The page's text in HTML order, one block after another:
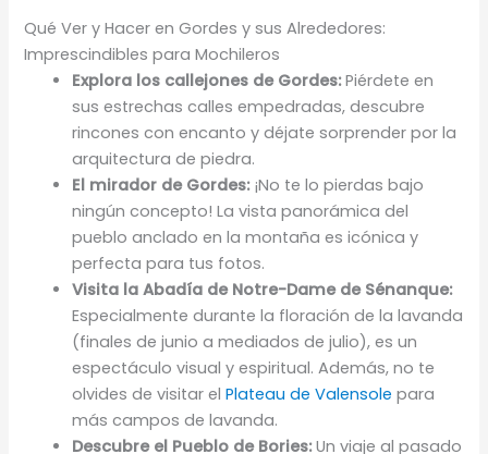
Qué Ver y Hacer en Gordes y sus Alrededores:
Imprescindibles para Mochileros
Explora los callejones de Gordes:Piérdete en
sus estrechas calles empedradas, descubre
rincones con encanto y déjate sorprender por la
arquitectura de piedra.
El mirador de Gordes:¡No te lo pierdas bajo
ningún concepto! La vista panorámica del
pueblo anclado en la montaña es icónica y
perfecta para tus fotos.
Visita la Abadía de Notre-Dame de Sénanque:
Especialmente durante la floración de la lavanda
(finales de junio a mediados de julio), es un
espectáculo visual y espiritual. Además, no te
olvides de visitar elPlateau de Valensole para
más campos de lavanda.
Descubre el Pueblo de Bories:Un viaje al pasado